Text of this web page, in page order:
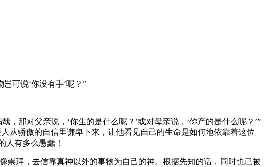
可说‘你没有手’呢？”
那对父亲说，‘你生的是什么呢？’或对母亲说，‘你产的是什么呢？’”
从骄傲的自信里谦卑下来，让他看见自己的生命是如何地依靠着这位
人有多么愚蠢！
崇拜，去信靠真神以外的事物为自己的神。根据先知的话，同时也已被